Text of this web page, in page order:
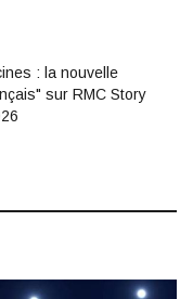
: la nouvelle
sur RMC Story